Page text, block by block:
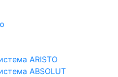
ARISTO
ABSOLUT